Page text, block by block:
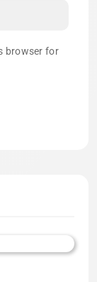
browser for